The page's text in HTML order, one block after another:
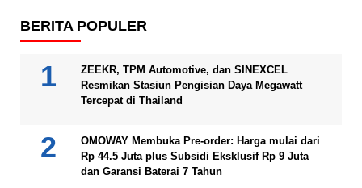
BERITA POPULER
ZEEKR, TPM Automotive, dan SINEXCEL
Resmikan Stasiun Pengisian Daya Megawatt
Tercepat di Thailand
OMOWAY Membuka Pre-order: Harga mulai dari
Rp 44.5 Juta plus Subsidi Eksklusif Rp 9 Juta
dan Garansi Baterai 7 Tahun